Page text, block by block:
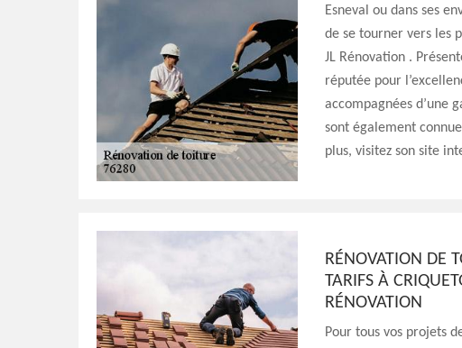
Esneval ou dans ses
de se tourner vers les
JL Rénovation .
réputée pour
accompagnées d’une
sont également
plus, visitez son site
RÉNOVATION DE
TARIFS À
RÉNOVATION
Pour tous vos projets